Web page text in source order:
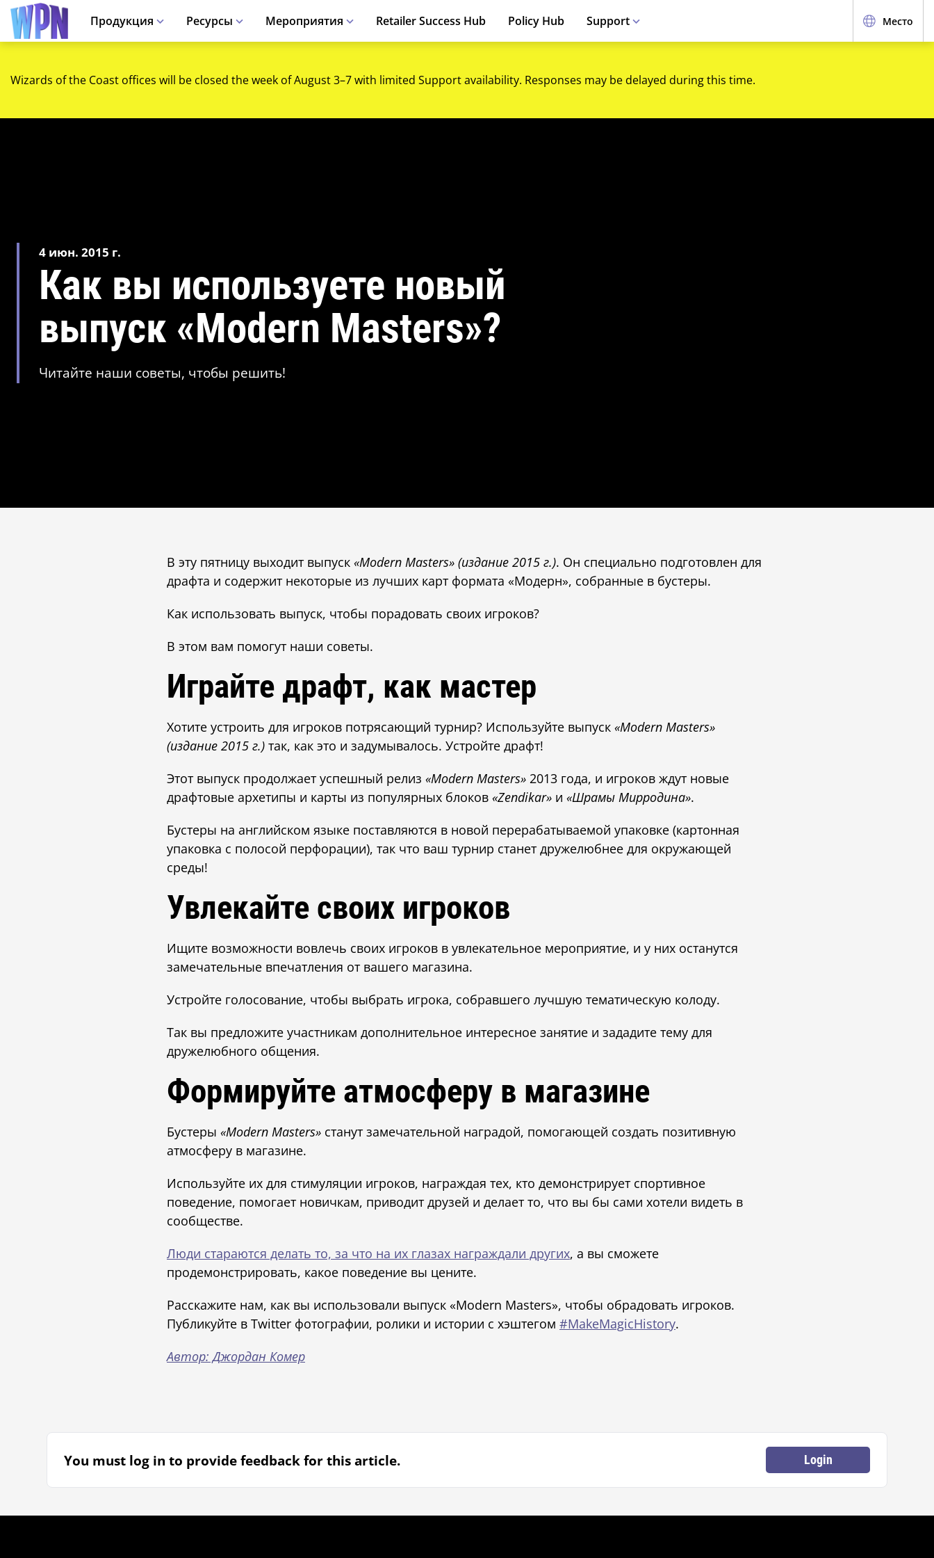
Продукция Ресурсы Мероприятия Retailer Success Hub Policy Hub Support Место
Wizards of the Coast offices will be closed the week of August 3–7 with limited Support availability. Responses may be delayed during this time.
4 июн. 2015 г.
Как вы используете новый
выпуск «Modern Masters»?
Читайте наши советы, чтобы решить!
В эту пятницу выходит выпуск «Modern Masters» (издание 2015 г.). Он специально подготовлен для
драфта и содержит некоторые из лучших карт формата «Модерн», собранные в бустеры.
Как использовать выпуск, чтобы порадовать своих игроков?
В этом вам помогут наши советы.
Играйте драфт, как мастер
Хотите устроить для игроков потрясающий турнир? Используйте выпуск «Modern Masters»
(издание 2015 г.) так, как это и задумывалось. Устройте драфт!
Этот выпуск продолжает успешный релиз «Modern Masters» 2013 года, и игроков ждут новые
драфтовые архетипы и карты из популярных блоков «Zendikar» и «Шрамы Мирродина».
Бустеры на английском языке поставляются в новой перерабатываемой упаковке (картонная
упаковка с полосой перфорации), так что ваш турнир станет дружелюбнее для окружающей
среды!
Увлекайте своих игроков
Ищите возможности вовлечь своих игроков в увлекательное мероприятие, и у них останутся
замечательные впечатления от вашего магазина.
Устройте голосование, чтобы выбрать игрока, собравшего лучшую тематическую колоду.
Так вы предложите участникам дополнительное интересное занятие и зададите тему для
дружелюбного общения.
Формируйте атмосферу в магазине
Бустеры «Modern Masters» станут замечательной наградой, помогающей создать позитивную
атмосферу в магазине.
Используйте их для стимуляции игроков, награждая тех, кто демонстрирует спортивное
поведение, помогает новичкам, приводит друзей и делает то, что вы бы сами хотели видеть в
сообществе.
Люди стараются делать то, за что на их глазах награждали других, а вы сможете
продемонстрировать, какое поведение вы цените.
Расскажите нам, как вы использовали выпуск «Modern Masters», чтобы обрадовать игроков.
Публикуйте в Twitter фотографии, ролики и истории с хэштегом #MakeMagicHistory.
Автор: Джордан Комер
You must log in to provide feedback for this article. Login